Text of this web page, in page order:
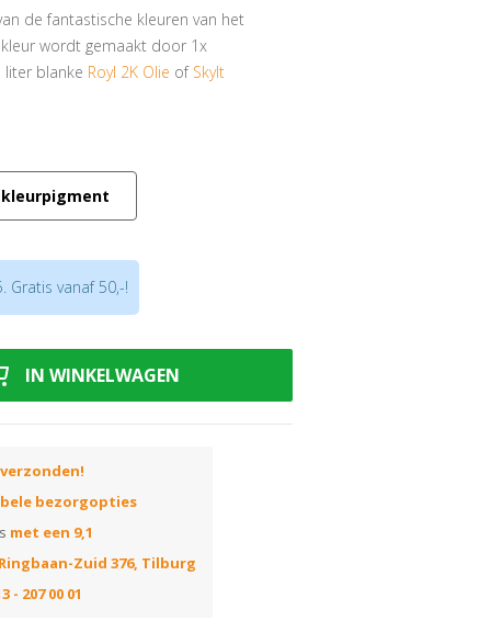
de fantastische kleuren van het
wordt gemaakt door 1x
blanke Royl 2K Olie of Skylt
liter olie
overlakbare kleurolie
Uitleg Royl kleurolie
kleurpigment
Gratis vanaf 50,-!
IN WINKELWAGEN
bezorgopties
met een 9,1
Ringbaan-Zuid 376, Tilburg
- 207 00 01